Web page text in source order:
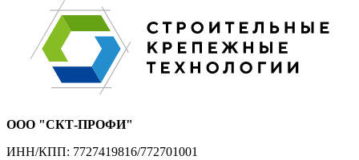
ООО "СКТ-ПРОФИ"
ИНН/КПП: 7727419816/772701001